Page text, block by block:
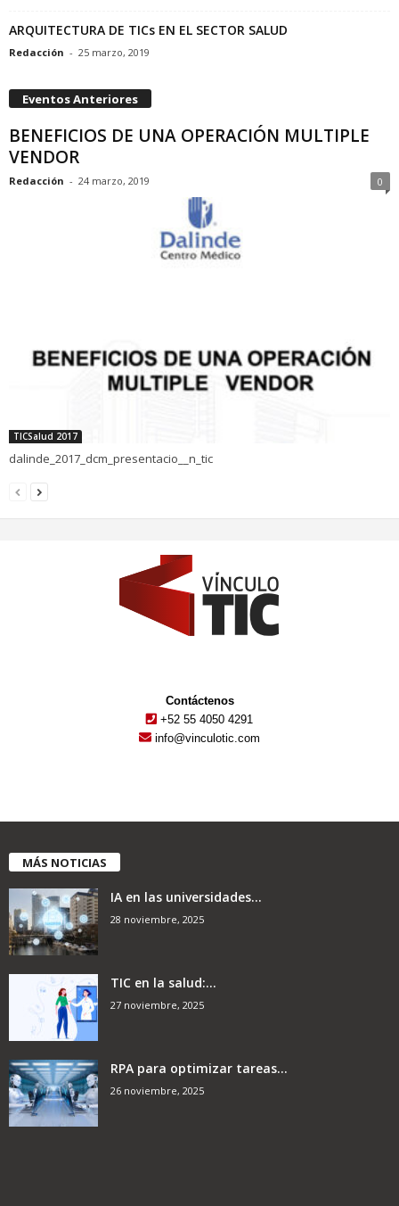
ARQUITECTURA DE TICs EN EL SECTOR SALUD
Redacción - 25 marzo, 2019
Eventos Anteriores
BENEFICIOS DE UNA OPERACIÓN MULTIPLE
VENDOR
Redacción - 24 marzo, 2019 0
TICSalud 2017
dalinde_2017_dcm_presentacio__n_tic
Contáctenos
+52 55 4050 4291
info@vinculotic.com
MÁS NOTICIAS
IA en las universidades...
28 noviembre, 2025
TIC en la salud:...
27 noviembre, 2025
RPA para optimizar tareas...
26 noviembre, 2025